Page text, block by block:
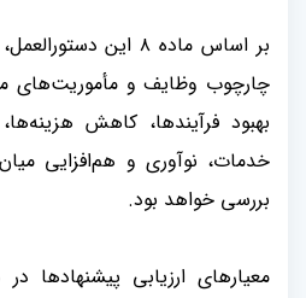
بر اساس ماده ۸این
چارچوب وظایف و
بهبود فرآیندها، کاهش
خدمات، نوآوری و هم‌افزایی میان
بررسی خواهد بود.
معیارهای ارزیابی پیشنهادها در